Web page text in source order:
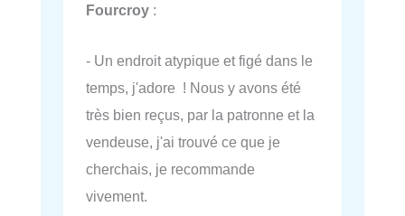
Fourcroy :
- Un endroit atypique et figé dans le
temps, j'adore ! Nous y avons été
très bien reçus, par la patronne et la
vendeuse, j'ai trouvé ce que je
cherchais, je recommande
vivement.